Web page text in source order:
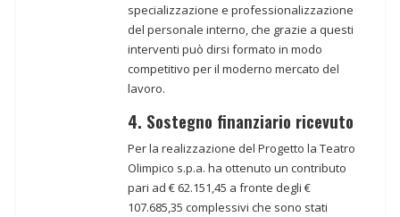
specializzazione e professionalizzazione
del personale interno, che grazie a questi
interventi può dirsi formato in modo
competitivo per il moderno mercato del
lavoro.
4. Sostegno finanziario ricevuto
Per la realizzazione del Progetto la Teatro
Olimpico s.p.a. ha ottenuto un contributo
pari ad € 62.151,45 a fronte degli €
107.685,35 complessivi che sono stati